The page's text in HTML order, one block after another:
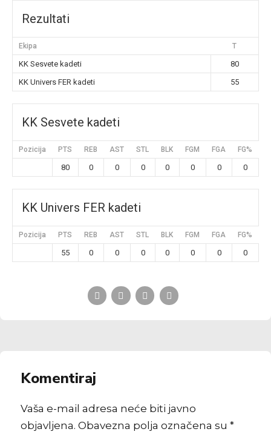
Rezultati
Ekipa T
KK Sesvete kadeti
80
KK Univers FER kadeti
55
KK Sesvete kadeti
Pozicija PTS REB AST STL BLK FGM FGA FG%
80 0 0 0 0 0 0 0
KK Univers FER kadeti
Pozicija PTS REB AST STL BLK FGM FGA FG%
55 0 0 0 0 0 0 0
Komentiraj
Vaša e-mail adresa neće biti javno
objavljena. Obavezna polja označena su *